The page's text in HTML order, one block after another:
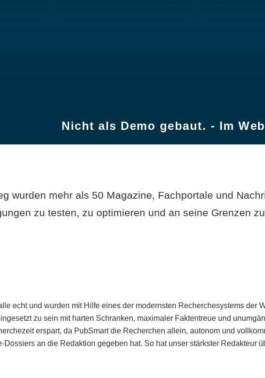
Nicht als Demo gebaut. - Im
wurden mehr als 50 Magazine, Fachportale und
zu testen, zu optimieren und an seine Grenzen
echt und wurden mit Hilfe eines der modernsten Recherchesystems der
zu sein mit harten Schranken, maximaler Faktentreue und
erspart, da PubSmart die Recherchen allein, autonom und
an die Redaktion gegeben hat. So hat unser stärkster Redakteur